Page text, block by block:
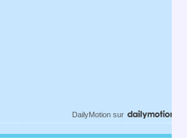
DailyMotion sur